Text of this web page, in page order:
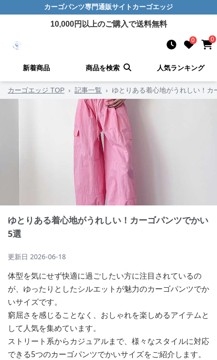
カーゴパンツ専門通販サイト カーゴエッジ
10,000円以上のご購入で送料無料
0 0
新着商品 商品を検索 人気ランキング
カーゴエッジ TOP › 記事一覧 › ゆとりある着心地がうれしい！カ
ゆとりある着心地がうれしい！カーゴパンツでかい
5選
更新日 2026-06-18
体型を気にせず快適に過ごしたい方に注目されているの
が、ゆったりとしたシルエットが魅力のカーゴパンツでか
いサイズです。
窮屈さを感じることなく、おしゃれを楽しめるアイテムと
して人気を集めています。
ストリート系からカジュアルまで、様々なスタイルに対応
できる5つのカーゴパンツでかいサイズをご紹介します。